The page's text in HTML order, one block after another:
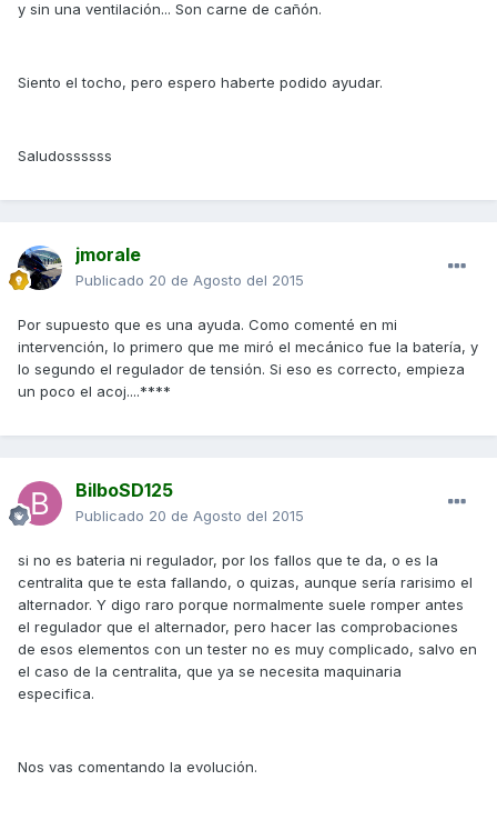
y sin una ventilación... Son carne de cañón.
Siento el tocho, pero espero haberte podido ayudar.
Saludossssss
jmorale
Publicado 20 de Agosto del 2015
Por supuesto que es una ayuda. Como comenté en mi
intervención, lo primero que me miró el mecánico fue la batería, y
lo segundo el regulador de tensión. Si eso es correcto, empieza
un poco el acoj....****
BilboSD125
Publicado 20 de Agosto del 2015
si no es bateria ni regulador, por los fallos que te da, o es la
centralita que te esta fallando, o quizas, aunque sería rarisimo el
alternador. Y digo raro porque normalmente suele romper antes
el regulador que el alternador, pero hacer las comprobaciones
de esos elementos con un tester no es muy complicado, salvo en
el caso de la centralita, que ya se necesita maquinaria
especifica.
Nos vas comentando la evolución.